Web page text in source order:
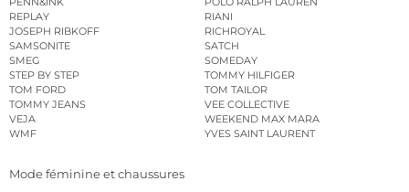
REPLAY
RIANI
JOSEPH RIBKOFF
RICHROYAL
SAMSONITE
SATCH
SMEG
SOMEDAY
STEP BY STEP
TOMMY HILFIGER
TOM FORD
TOM TAILOR
TOMMY JEANS
VEE COLLECTIVE
VEJA
WEEKEND MAX MARA
WMF
YVES SAINT LAURENT
Mode féminine et chaussures